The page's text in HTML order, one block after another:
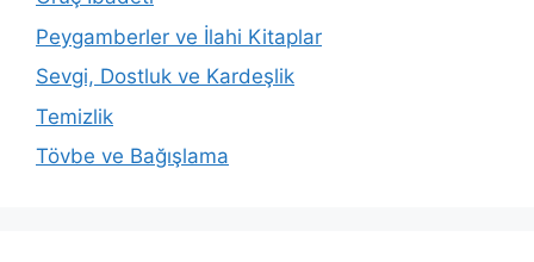
Peygamberler ve İlahi Kitaplar
Sevgi, Dostluk ve Kardeşlik
Temizlik
Tövbe ve Bağışlama